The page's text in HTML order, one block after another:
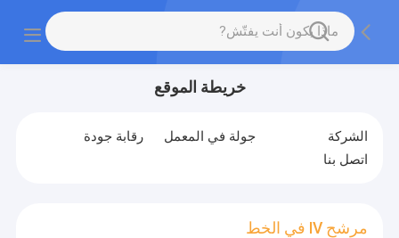
خريطة الموقع
الشركة جولة في المعمل
رقابة جودة
اتصل بنا
مرشح IV في الخط